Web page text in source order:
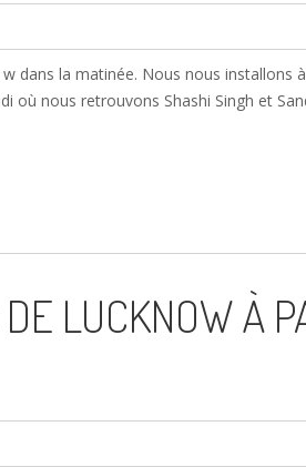
la matinée. Nous nous installons
où nous retrouvons Shashi Singh et
LUCKNOW À